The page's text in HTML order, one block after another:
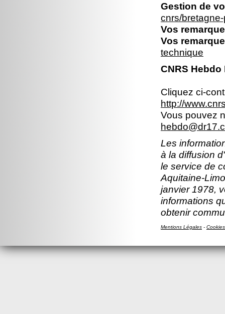
Gestion de
cnrs/
Vos
Vos
technique
CNRS
Cliquez ci-
http://
Vous pouvez
Les
à la diffusion
le service de
Aquitaine-
janvier 1978,
informations
obtenir
Mentions Légales - Cookies